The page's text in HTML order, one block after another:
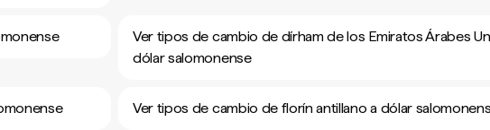
Ver tipos de cambio de dírham de los Emiratos Árabes
dólar salomonense
Ver tipos de cambio de florín antillano a dólar